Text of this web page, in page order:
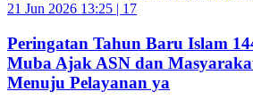
21 Jun 2026 13:25 | 17
Peringatan Tahun Baru Islam
Muba Ajak ASN dan
Menuju Pelayanan ya